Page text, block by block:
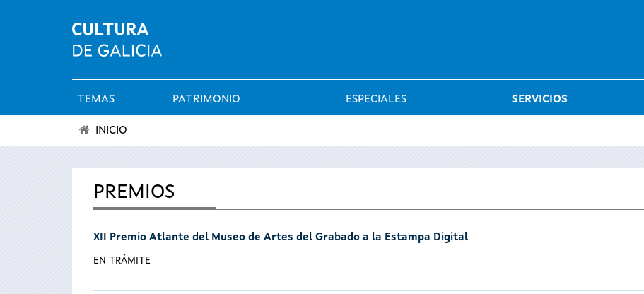
Menú
principal
TEMAS PATRIMONIO ESPECIALES SERVICIOS
encuentra
aquí
INICIO
PREMIOS
XII Premio Atlante del Museo de Artes del Grabado a la Estampa Digital
EN TRÁMITE